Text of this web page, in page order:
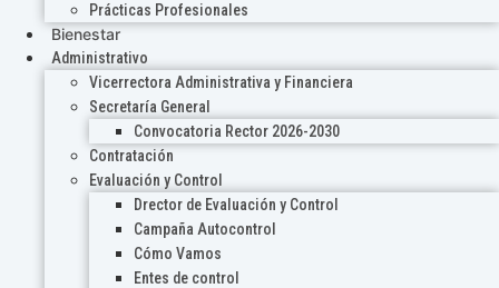
Prácticas Profesionales
Bienestar
Administrativo
Vicerrectora Administrativa y Financiera
Secretaría General
Convocatoria Rector 2026-2030
Contratación
Evaluación y Control
Drector de Evaluación y Control
Campaña Autocontrol
Cómo Vamos
Entes de control